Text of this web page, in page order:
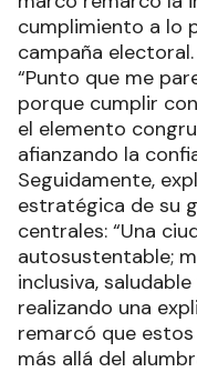
cumplimiento a lo
campaña electoral.
“Punto que me
porque cumplir
el elemento
afianzando la
Seguidamente,
estratégica de su
centrales: “Una
autosustentable;
inclusiva,
realizando una
remarcó que
más allá del